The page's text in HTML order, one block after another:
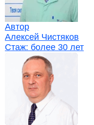
Автор
Алексей Чистяков
Стаж: более 30 лет